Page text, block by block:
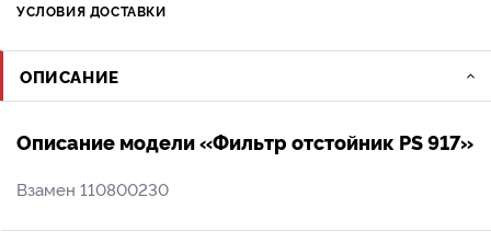
УСЛОВИЯ ДОСТАВКИ
ОПИСАНИЕ
Описание модели «Фильтр отстойник PS 917»
Взамен 110800230